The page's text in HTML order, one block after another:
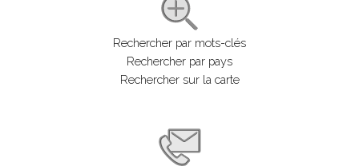
Rechercher par mots-clés
Rechercher par pays
Rechercher sur la carte